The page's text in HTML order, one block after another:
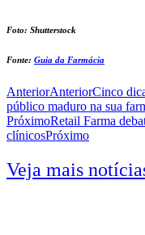
Foto: Shutterstock
Fonte: Guia da Farmácia
AnteriorAnteriorCinco
público maduro na sua
PróximoRetail Farma
clínicosPróximo
Veja mais